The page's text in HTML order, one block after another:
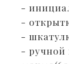
-
-
-
- ручной